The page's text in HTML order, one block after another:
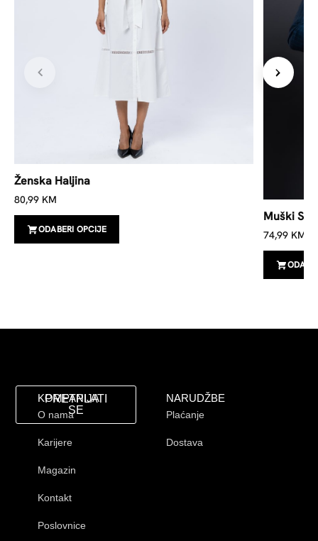
Ženska Haljina
80,99 KM
ODABERI OPCIJE
Muški
74,99 KM
KOMPANIJA
O nama
Karijere
Magazin
Kontakt
Poslovnice
NARUDŽBE
Plaćanje
Dostava
PRETPLATI
SE